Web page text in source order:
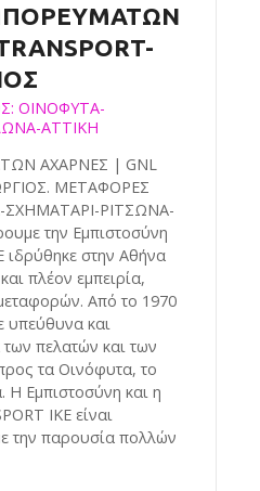
ΟΙΝΟΦΥΤΑ-
ΑΤΤΙΚΗ
ΑΧΑΡΝΕΣ | GNL
ΜΕΤΑΦΟΡΕΣ
ΡΙΤΣΩΝΑ-
την Εμπιστοσύνη
ιδρύθηκε στην Αθήνα
πλέον εμπειρία,
Από το 1970
υπεύθυνα και
πελατών και των
τα Οινόφυτα, το
Η Εμπιστοσύνη και η
IKE είναι
την παρουσία πολλών